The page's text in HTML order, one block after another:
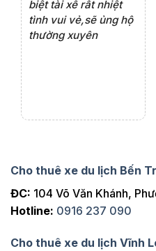
biệt tài xế rất nhiệt
tình vui vẻ,sẽ ủng hộ
thường xuyên
Cho thuê xe du lịch Bến
ĐC: 104 Võ Văn Khánh,
Hotline: 0916 237 090
Cho thuê xe du lịch Vĩnh